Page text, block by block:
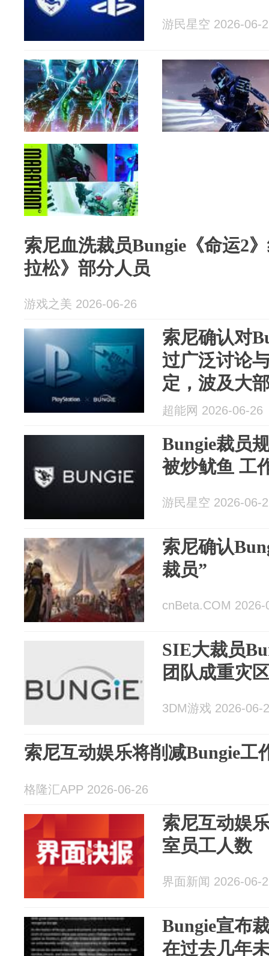
游民星空 2026-06-
索尼血洗裁员Bungie《命运2
拉松》部分人员
游戏之美 2026-06-26
索尼确认对
过广泛讨论
定，波及大
超能网 2026-06-26
Bungie裁员
被炒鱿鱼 工
游民星空 2026-06-
索尼确认
裁员”
cnBeta.COM 2026-
SIE大裁员
团队成重灾
3DM游戏 2026-06-
索尼互动娱乐将削减Bungie工
格隆汇APP 2026-06-26
索尼互动娱
室员工人数
界面新闻 2026-06-
Bungie宣布
在过去几年